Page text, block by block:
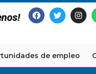
de empleo